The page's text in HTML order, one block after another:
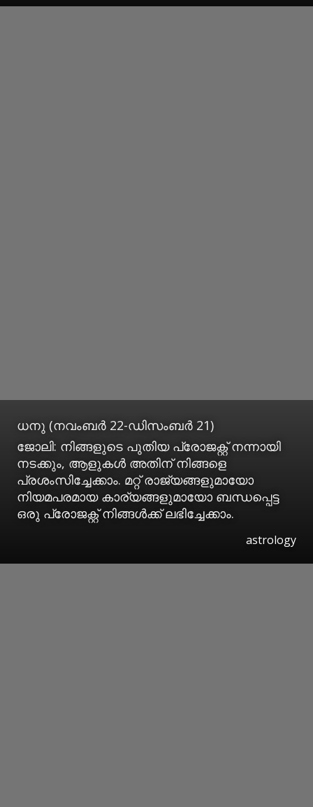
ധനു (നവംബര്‍ 22-ഡിസംബര്‍ 21)
ജോലി: നിങ്ങളുടെ പുതിയ പ്രോജക്റ്റ് നന്നായി
നടക്കും, ആളുകള്‍ അതിന് നിങ്ങളെ
പ്രശംസിച്ചേക്കാം. മറ്റ് രാജ്യങ്ങളുമായോ
നിയമപരമായ കാര്യങ്ങളുമായോ ബന്ധപ്പെട്ട
ഒരു പ്രോജക്റ്റ് നിങ്ങള്‍ക്ക് ലഭിച്ചേക്കാം.
astrology